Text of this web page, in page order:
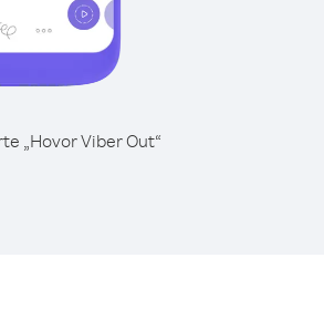
„Hovor Viber Out“